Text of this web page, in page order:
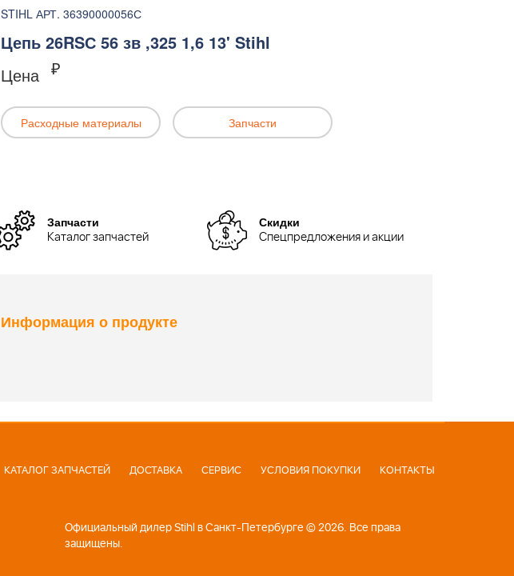
STIHL АРТ. 36390000056С
Цепь 26RSС 56 зв ,325 1,6 13' Stihl
Цена ₽
Расходные материалы Запчасти
Запчасти
Каталог запчастей
Скидки
Спецпредложения и акции
Информация о продукте
КАТАЛОГ ЗАПЧАСТЕЙ ДОСТАВКА СЕРВИС УСЛОВИЯ ПОКУПКИ КОНТАКТЫ
Официальный дилер Stihl в Санкт-Петербурге © 2026. Все права
защищены.